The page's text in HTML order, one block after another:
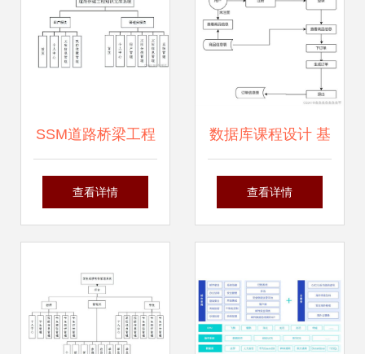
SSM道路桥梁工程
知识文库系统
毕业设计困难的解
决方案与实践
查看详情
数据库课程设计 基
于计算机系统服务
品租借系统
查看详情